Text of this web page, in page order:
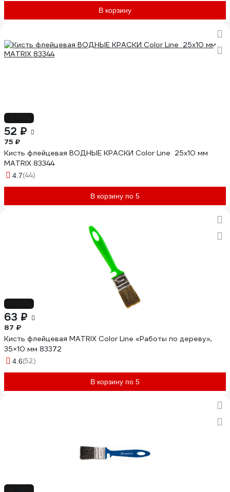
В корзину
52 ₽
75 ₽
Кисть флейцевая ВОДНЫЕ КРАСКИ Color Line 25x10 мм
MATRIX 83344
4.7(44)
В корзину по 5
63 ₽
87 ₽
Кисть флейцевая MATRIX Color Line «Работы по дереву»,
35×10 мм 83372
4.6(52)
В корзину по 5